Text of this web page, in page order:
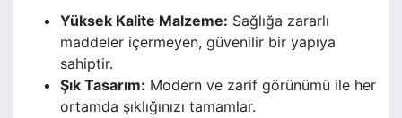
Yüksek Kalite Malzeme: Sağlığa zararlı
maddeler içermeyen, güvenilir bir yapıya
sahiptir.
Şık Tasarım: Modern ve zarif görünümü ile her
ortamda şıklığınızı tamamlar.